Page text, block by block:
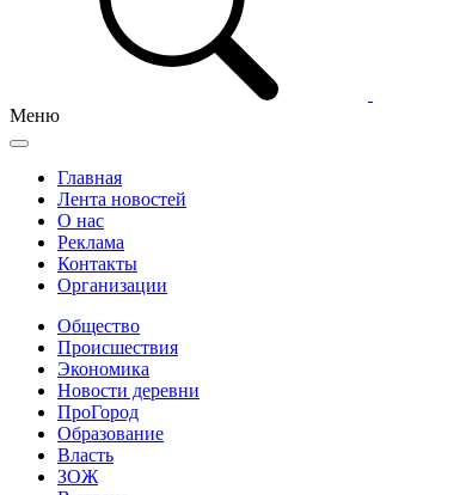
Меню
Главная
Лента новостей
О нас
Реклама
Контакты
Организации
Общество
Происшествия
Экономика
Новости деревни
ПроГород
Образование
Власть
ЗОЖ